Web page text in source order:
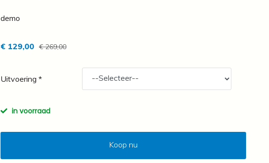
demo
€ 129,00 € 269,00
Uitvoering *
in voorraad
Koop nu